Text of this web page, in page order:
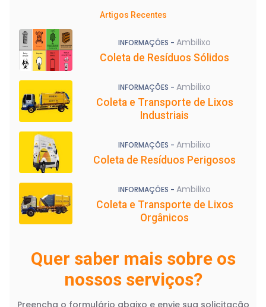
Artigos Recentes
INFORMAÇÕES - Ambilixo
Coleta de Resíduos Sólidos
INFORMAÇÕES - Ambilixo
Coleta e Transporte de Lixos
Industriais
INFORMAÇÕES - Ambilixo
Coleta de Resíduos Perigosos
INFORMAÇÕES - Ambilixo
Coleta e Transporte de Lixos
Orgânicos
Quer saber mais sobre os
nossos serviços?
Preencha o formulário abaixo e envie sua solicitação